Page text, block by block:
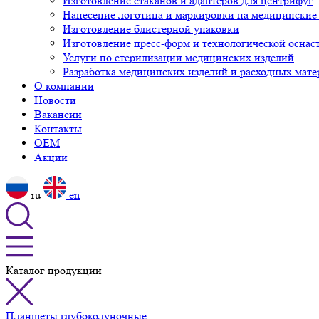
Нанесение логотипа и маркировки на медицинские
Изготовление блистерной упаковки
Изготовление пресс-форм и технологической
Услуги по стерилизации медицинских изделий
Разработка медицинских изделий и расходных
О компании
Новости
Вакансии
Контакты
OEM
Акции
ru en
Каталог продукции
Планшеты глубоколуночные